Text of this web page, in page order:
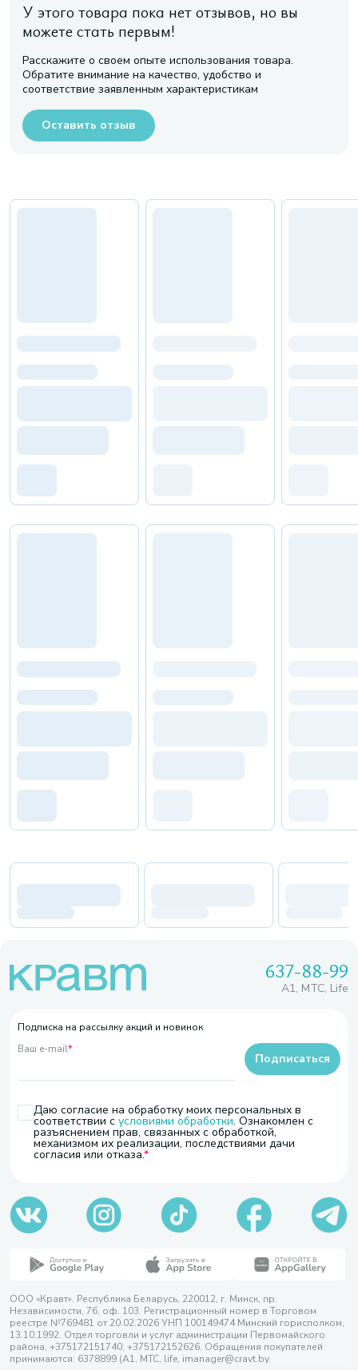
У этого товара пока нет отзывов, но вы
можете стать первым!
Расскажите о своем опыте использования товара.
Обратите внимание на качество, удобство и
соответствие заявленным характеристикам
Оставить отзыв
637-88-99
A1, МТС, Life
Подписка на рассылку акций и новинок
Ваш e-mail*
Даю согласие на обработку моих персональных в
соответствии с условиями обработки. Ознакомлен с
разъяснением прав, связанных с обработкой,
механизмом их реализации, последствиями дачи
согласия или отказа.
Подписаться
ООО «Кравт». Республика Беларусь, 220012, г. Минск, пр.
Независимости, 76, оф. 103. Регистрационный номер в Торговом
реестре №769481 от 20.02.2026 УНП 100149474 Минский горисполком,
13.10.1992. Отдел торговли и услуг администрации Первомайского
района, +375172151740; +375172152626. Обращения покупателей
принимаются: 6378899 (А1, МТС, life, imanager@cravt.by.